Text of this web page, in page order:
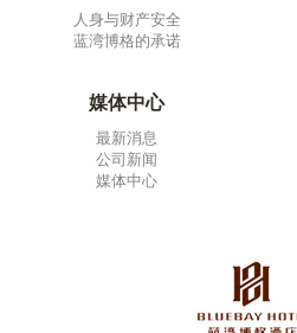
人身与财产安全
蓝湾博格的承诺
媒体中心
最新消息
公司新闻
媒体中心